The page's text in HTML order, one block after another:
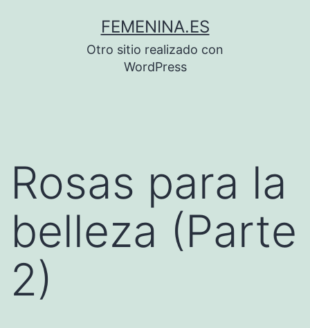
FEMENINA.ES
Otro sitio realizado con
WordPress
Rosas para la
belleza (Parte
2)